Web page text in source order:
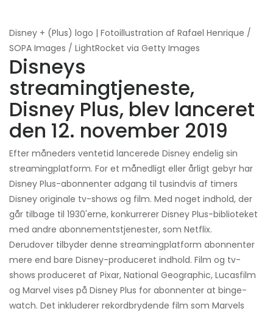
Disney + (Plus) logo | Fotoillustration af Rafael Henrique /
SOPA Images / LightRocket via Getty Images
Disneys
streamingtjeneste,
Disney Plus, blev lanceret
den 12. november 2019
Efter måneders ventetid lancerede Disney endelig sin
streamingplatform. For et månedligt eller årligt gebyr har
Disney Plus-abonnenter adgang til tusindvis af timers
Disney originale tv-shows og film. Med noget indhold, der
går tilbage til 1930'erne, konkurrerer Disney Plus-biblioteket
med andre abonnementstjenester, som Netflix.
Derudover tilbyder denne streamingplatform abonnenter
mere end bare Disney-produceret indhold. Film og tv-
shows produceret af Pixar, National Geographic, Lucasfilm
og Marvel vises på Disney Plus for abonnenter at binge-
watch. Det inkluderer rekordbrydende film som Marvels